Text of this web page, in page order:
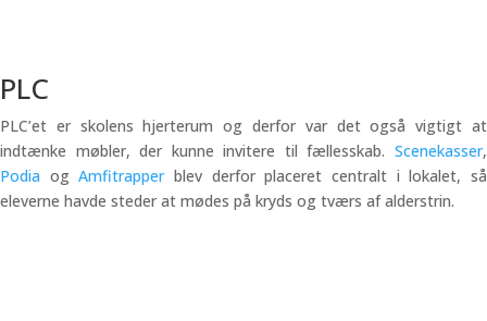
PLC
PLC’et er skolens hjerterum og derfor var det også vigtigt at
indtænke møbler, der kunne invitere til fællesskab. Scenekasser,
Podia ogAmfitrapperblev derfor placeret centralt i lokalet, så
eleverne havde steder at mødes på kryds og tværs af alderstrin.